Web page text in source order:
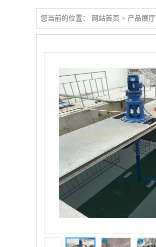
您当前的位置： 网站首页 > 产品展厅